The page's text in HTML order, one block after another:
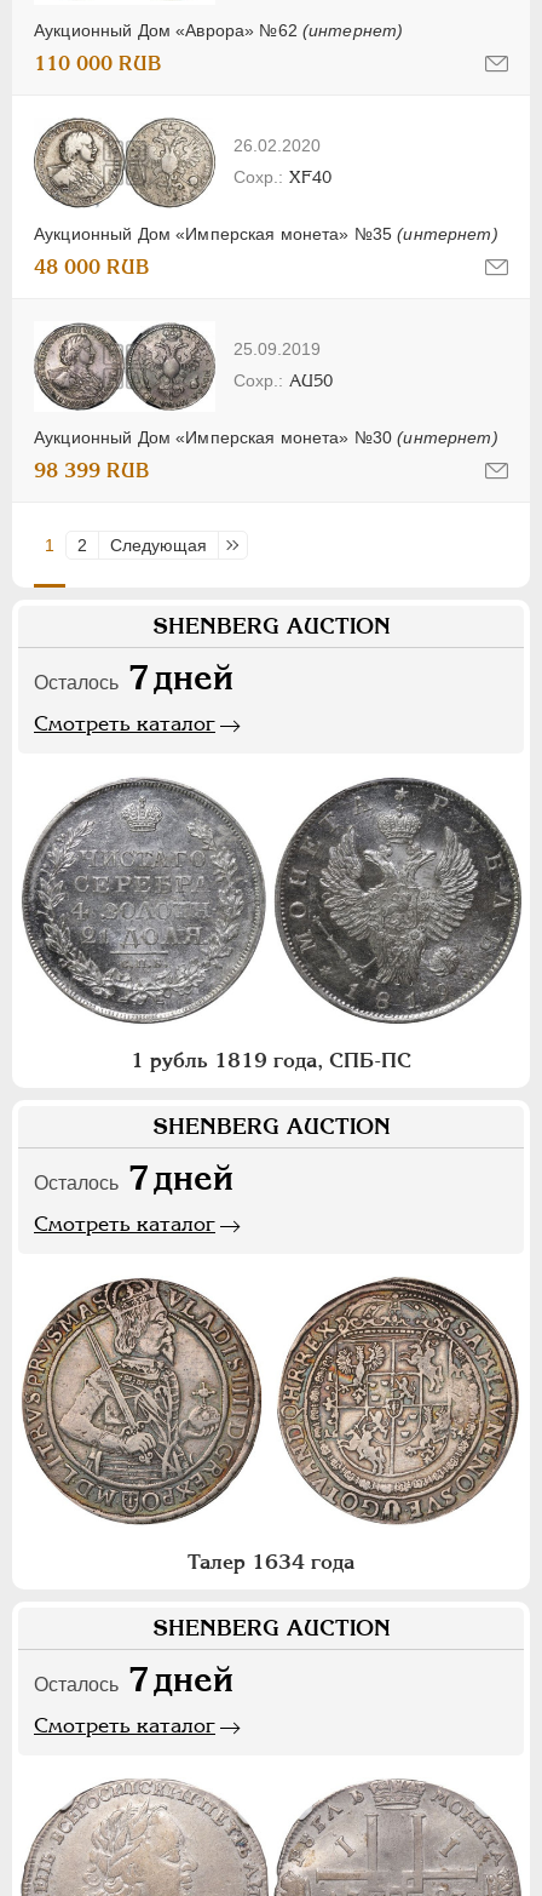
Аукционный Дом «Аврора» №62 (интернет)
110 000 RUB
26.02.2020
Аукционный Дом «Имперская монета» №35(интернет)
XF40
48 000 RUB
25.09.2019
Аукционный Дом «Имперская монета» №30(интернет)
AU50
98 399 RUB
1 2 Следующая Последняя
SHENBERG AUCTION
Осталось 7дней
Смотреть каталог
1 рубль 1819 года, СПБ-ПС
SHENBERG AUCTION
Осталось 7дней
Смотреть каталог
Талер 1634 года
SHENBERG AUCTION
Осталось 7дней
Смотреть каталог